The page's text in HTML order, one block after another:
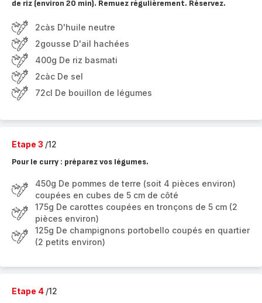
de riz (environ 20 min). Remuez régulièrement. Réservez.
2càs D'huile neutre
2gousse D'ail hachées
400g De riz basmati
2càc De sel
72cl De bouillon de légumes
Etape 3 /12
Pour le curry : préparez vos légumes.
450g De pommes de terre (soit 4 pièces environ)
coupées en cubes de 5 cm de côté
175g De carottes coupées en tronçons de 5 cm (2
pièces environ)
125g De champignons portobello coupés en quartier
(2 petits environ)
Etape 4 /12